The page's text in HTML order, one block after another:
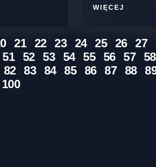
WIĘCEJ
21 22 23 24 25 26 27
51 52 53 54 55 56 57 58
82 83 84 85 86 87 88
100